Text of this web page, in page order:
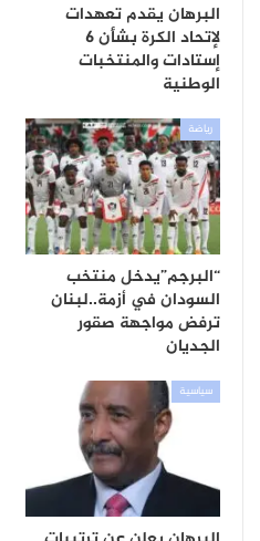
البرهان يقدم تعهدات
لإتحاد الكرة بشأن 6
إستادات والمنتخبات
الوطنية
رياضة
“البرجم”يدخل منتخب
السودان في أزمة..لبنان
ترفض مواجهة صقور
الجديان
سياسية